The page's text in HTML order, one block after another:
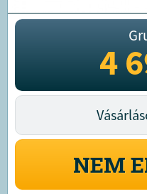
4
NEM